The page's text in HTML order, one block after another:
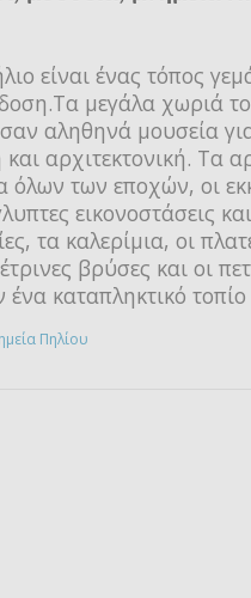
είναι ένας τόπος
μεγάλα χωριά
σαν αληθηνά μουσεία
και αρχιτεκτονική. Τα
όλων των εποχών, οι
εικονοστάσεις
τα καλερίμια, οι
βρύσες και οι
καταπληκτικό τοπίο
Πηλίου